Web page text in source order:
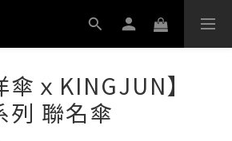
傘ｘKINGJUN】
列 聯名傘